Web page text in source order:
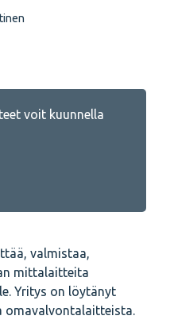
voit kuunnella
valmistaa,
mittalaitteita
Yritys on löytänyt
omavalvontalaitteista.